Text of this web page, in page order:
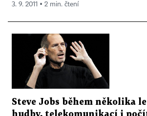
3. 9. 2011 ▪ 2 min. čtení
Steve Jobs během několika
hudby, telekomunikací i